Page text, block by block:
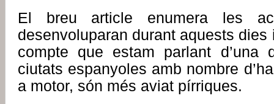
El breu article enumera les
desenvoluparan durant aquests dies
compte que estam parlant d’una
ciutats espanyoles amb nombre
a motor, són més aviat pírriques.